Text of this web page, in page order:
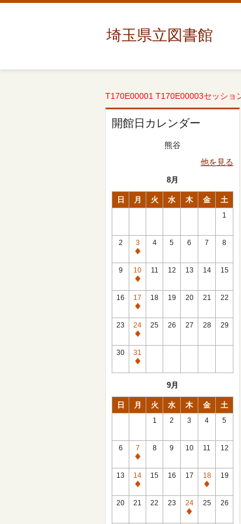
埼玉県立図書館
T170E00001 T170E00003セッショ
開館日カレンダー
熊谷
他を見る
8月
日 月 火 水 木 金 土
1
2
3
休
館
日
4 5 6 7 8
9
10
休
館
日
11 12 13 14 15
16
17
休
館
日
18 19 20 21 22
23
24
休
館
日
25 26 27 28 29
30
31
休
9月
日 月 火 水 木 金 土
1 2 3 4 5
6
7
休
館
日
8 9 10 11 12
13
14
休
館
15 16 17
18
休
館
19
20 21 22 23
24
休
25 26